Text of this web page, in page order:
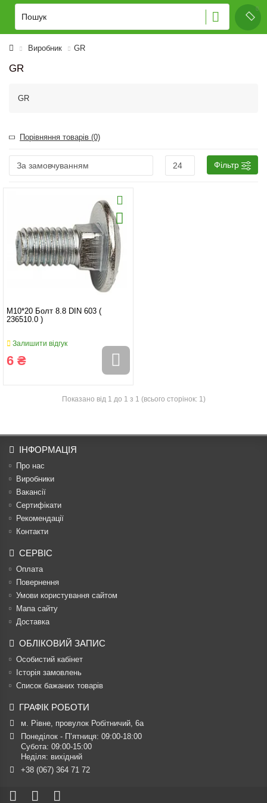
Виробник GR
GR
GR
Порівняння товарів (0)
Фільтр
M10*20 Болт 8.8 DIN 603 (
236510.0 )
Залишити відгук
6 ₴
Показано від 1 до 1 з 1 (всього сторінок: 1)
ІНФОРМАЦІЯ
Про нас
Виробники
Вакансії
Сертифікати
Рекомендації
Контакти
СЕРВІС
Оплата
Повернення
Умови користування сайтом
Мапа сайту
Доставка
ОБЛІКОВИЙ ЗАПИС
Особистий кабінет
Історія замовлень
Список бажаних товарів
ГРАФІК РОБОТИ
м. Рівне, провулок Робітничий, 6а
Понеділок - П’ятниця: 09:00-18:00
Субота: 09:00-15:00
Неділя: вихідний
+38 (067) 364 71 72